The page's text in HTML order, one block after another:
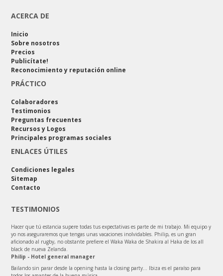
ACERCA DE
Inicio
Sobre nosotros
Precios
Publicítate!
Reconocimiento y reputación online
PRÁCTICO
Colaboradores
Testimonios
Preguntas frecuentes
Recursos y Logos
Principales programas sociales
ENLACES ÚTILES
Condiciones legales
Sitemap
Contacto
TESTIMONIOS
Hacer que tú estancia supere todas tus expectativas es parte de mi trabajo. Mi equipo y
yo nos aseguraremos que tengas unas vacaciones inolvidables. Philip, es un gran
aficionado al rugby, no obstante prefiere el Waka Waka de Shakira al Haka de los all
black de nueva Zelanda.
Philip - Hotel general manager
Bailando sin parar desde la opening hasta la closing party… Ibiza es el paraíso para